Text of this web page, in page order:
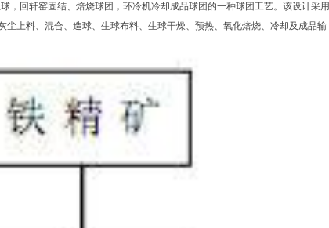
回轩窑固结、焙烧球团，环冷机冷却成品球团的一种球团工艺。该设计采用
上料、混合、造球、生球布料、生球干燥、预热、氧化焙烧、冷却及成品输